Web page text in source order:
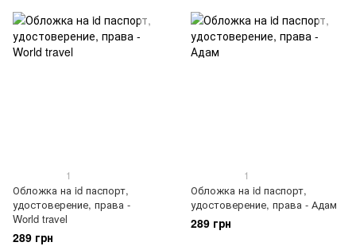
1
Обложка на id паспорт,
удостоверение, права -
World travel
289 грн
1
Обложка на id паспорт,
удостоверение, права - Адам
289 грн